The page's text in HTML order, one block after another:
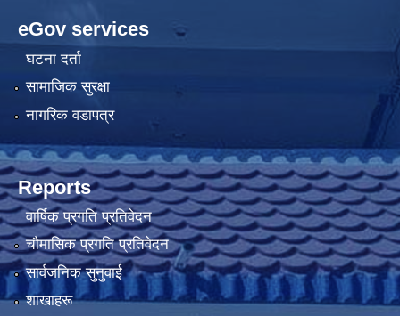
eGov services
घटना दर्ता
सामाजिक सुरक्षा
नागरिक वडापत्र
Reports
वार्षिक प्रगति प्रतिवेदन
चौमासिक प्रगति प्रतिवेदन
सार्वजनिक सुनुवाई
शाखाहरू